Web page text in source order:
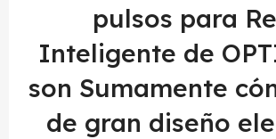
pulsos para
Inteligente de
son Sumamente
de gran diseño